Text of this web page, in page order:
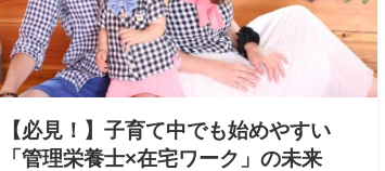
【必見！】子育て中でも始めやすい
「管理栄養士×在宅ワーク」の未来